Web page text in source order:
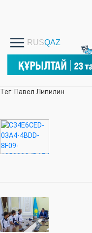
Тег: Павел Липилин